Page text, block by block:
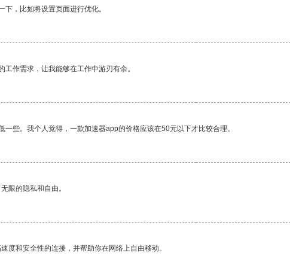
，比如将设置页面进行优化。
作需求，让我能够在工作中游刃有余。
些。我个人觉得，一款加速器app的价格应该在50元以下才比较合理。
限的隐私和自由。
度和安全性的连接，并帮助你在网络上自由移动。